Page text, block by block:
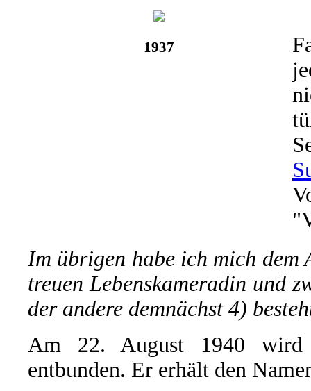
1937
Im übrigen habe ich mich
treuen Lebenskameradin und
der andere demnächst 4)
Am 22. August 1940
entbunden. Er erhält den